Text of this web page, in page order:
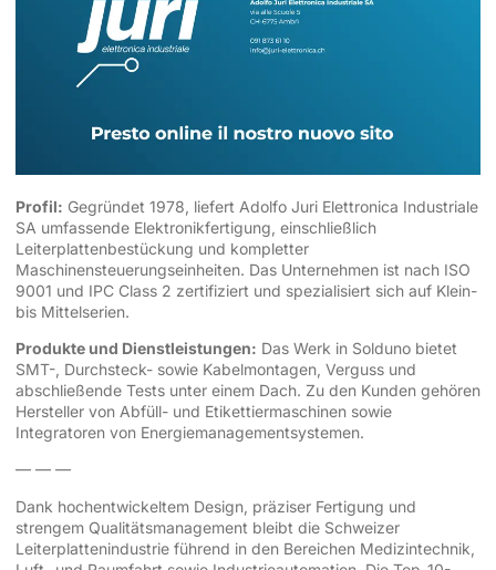
Profil: Gegründet 1978, liefert Adolfo Juri Elettronica Industriale
SA umfassende Elektronikfertigung, einschließlich
Leiterplattenbestückung und kompletter
Maschinensteuerungseinheiten. Das Unternehmen ist nach ISO
9001 und IPC Class 2 zertifiziert und spezialisiert sich auf Klein-
bis Mittelserien.
Produkte und Dienstleistungen: Das Werk in Solduno bietet
SMT-, Durchsteck- sowie Kabelmontagen, Verguss und
abschließende Tests unter einem Dach. Zu den Kunden gehören
Hersteller von Abfüll- und Etikettiermaschinen sowie
Integratoren von Energiemanagementsystemen.
— — —
Dank hochentwickeltem Design, präziser Fertigung und
strengem Qualitätsmanagement bleibt die Schweizer
Leiterplattenindustrie führend in den Bereichen Medizintechnik,